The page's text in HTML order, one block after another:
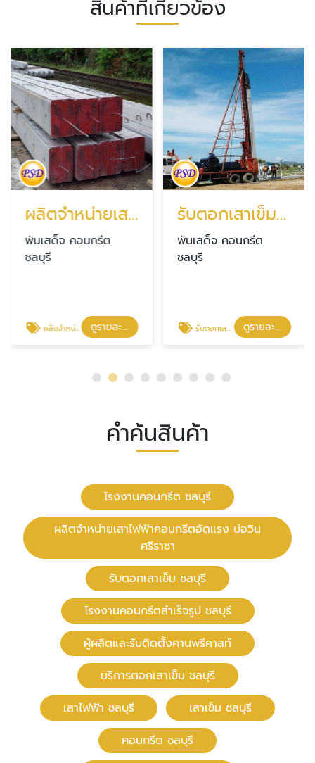
สินค้าที่เกี่ยวข้อง
ผลิตจำหน่ายเสาไฟฟ้าคอนกรีตอัดแรง บ่อวิน ศรีราชา
พันเสด็จ คอนกรีต
ชลบุรี
ผลิตจำหน่ายเสาไฟฟ้าคอนกรีตอัดแรง บ่อวิน ศรีราชา ดูรายละเอียด
รับตอกเสาเข็ม ชลบุรี
พันเสด็จ คอนกรีต
ชลบุรี
รับตอกเสาเข็ม ชลบุรี ดูรายละเอียด
คำค้นสินค้า
โรงงานคอนกรีต ชลบุรี
ผลิตจำหน่ายเสาไฟฟ้าคอนกรีตอัดแรง บ่อวิน
ศรีราชา
รับตอกเสาเข็ม ชลบุรี
โรงงานคอนกรีตสำเร็จรูป ชลบุรี
ผู้ผลิตและรับติดตั้งคานพรีคาสท์
บริการตอกเสาเข็ม ชลบุรี
เสาไฟฟ้า ชลบุรี
เสาเข็ม ชลบุรี
คอนกรีต ชลบุรี